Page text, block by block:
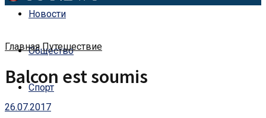
Новости
Общество
Спорт
Главная Путешествие
Balcon est soumis
26.07.2017